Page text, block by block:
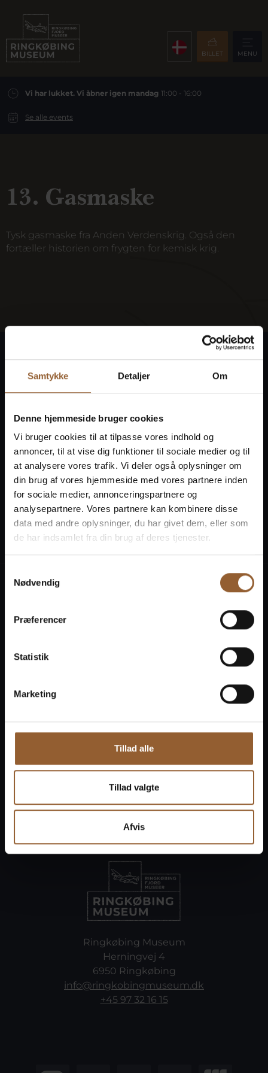
Samtykke Detaljer Om
Denne hjemmeside bruger cookies
Vi bruger cookies til at tilpasse vores indhold og
annoncer, til at vise dig funktioner til sociale medier og til
at analysere vores trafik. Vi deler også oplysninger om
din brug af vores hjemmeside med vores partnere inden
for sociale medier, annonceringspartnere og
analysepartnere. Vores partnere kan kombinere disse
data med andre oplysninger, du har givet dem, eller som
de har indsamlet fra din brug af deres tjenester.
Nødvendig
Præferencer
Statistik
Marketing
Tillad alle
Tillad valgte
Afvis
BILLET MENU
Vi har lukket. Vi åbner igen mandag 11:00 - 16:00
Se alle events
13. Gasmaske
Tysk gasmaske fra Anden Verdenskrig. Også den
fortæller historien om frygten for kemisk krig.
Ringkøbing Fjord Museer
Gør historien levende på 10 museer
Naturkraft Skjern Vindmølle
Kontakt
Ringkøbing Museum
Herningvej 4
6950 Ringkøbing
info@ringkobingmuseum.dk
+45 97 32 16 15